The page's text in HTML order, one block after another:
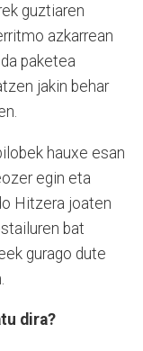
guztiaren
azkarrean
paketea
jakin behar
hauxe esan
egin eta
Hitzera joaten
bat
gurago dute
dira?